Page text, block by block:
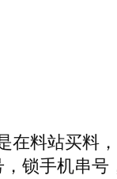
料站买料
锁手机串号